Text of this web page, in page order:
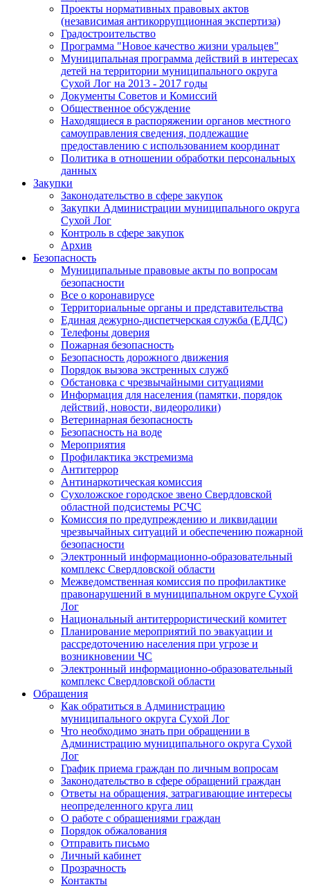
Проекты нормативных правовых актов
(независимая антикоррупционная экспертиза)
Градостроительство
Программа "Новое качество жизни уральцев"
Муниципальная программа действий в интересах
детей на территории муниципального округа
Сухой Лог на 2013 - 2017 годы
Документы Советов и Комиссий
Общественное обсуждение
Находящиеся в распоряжении органов местного
самоуправления сведения, подлежащие
предоставлению с использованием координат
Политика в отношении обработки персональных
данных
Закупки
Законодательство в сфере закупок
Закупки Администрации муниципального округа
Сухой Лог
Контроль в сфере закупок
Архив
Безопасность
Муниципальные правовые акты по вопросам
безопасности
Все о коронавирусе
Территориальные органы и представительства
Единая дежурно-диспетчерская служба (ЕДДС)
Телефоны доверия
Пожарная безопасность
Безопасность дорожного движения
Порядок вызова экстренных служб
Обстановка с чрезвычайными ситуациями
Информация для населения (памятки, порядок
действий, новости, видеоролики)
Ветеринарная безопасность
Безопасность на воде
Мероприятия
Профилактика экстремизма
Антитеррор
Антинаркотическая комиссия
Сухоложское городское звено Свердловской
областной подсистемы РСЧС
Комиссия по предупреждению и ликвидации
чрезвычайных ситуаций и обеспечению пожарной
безопасности
Электронный информационно-образовательный
комплекс Cвердловской области
Межведомственная комиссия по профилактике
правонарушений в муниципальном округе Сухой
Лог
Национальный антитеррористический комитет
Планирование мероприятий по эвакуации и
рассредоточению населения при угрозе и
возникновении ЧС
Электронный информационно-образовательный
комплекс Свердловской области
Обращения
Как обратиться в Администрацию
муниципального округа Сухой Лог
Что необходимо знать при обращении в
Администрацию муниципального округа Сухой
Лог
График приема граждан по личным вопросам
Законодательство в сфере обращений граждан
Ответы на обращения, затрагивающие интересы
неопределенного круга лиц
О работе с обращениями граждан
Порядок обжалования
Отправить письмо
Личный кабинет
Прозрачность
Контакты